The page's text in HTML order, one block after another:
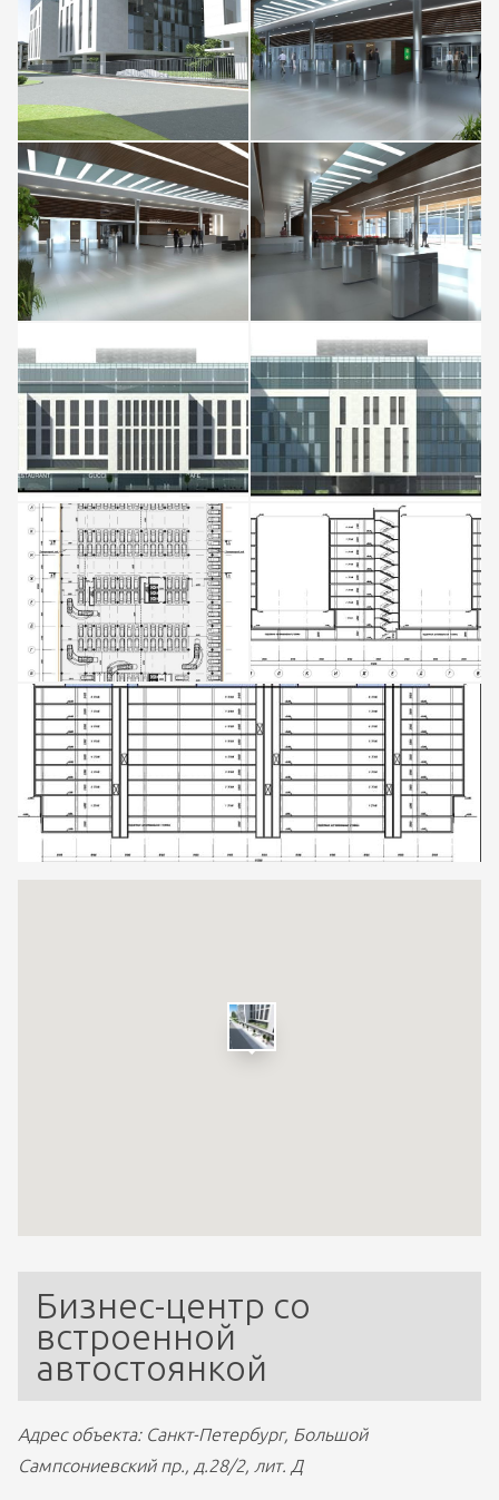
Бизнес-центр со
встроенной
автостоянкой
Адрес объекта: Санкт-Петербург, Большой
Сампсониевский пр., д.28/2, лит. Д